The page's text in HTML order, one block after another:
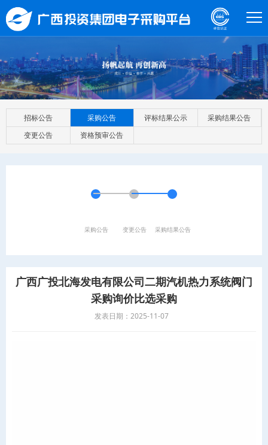
招标公告 采购公告 评标结果公示
采购结果公告
变更公告
资格预审公告
采购公告 变更公告 采购结果公告
广西广投北海发电有限公司二期汽机热力系统阀门
采购询价比选采购
发表日期：2025-11-07